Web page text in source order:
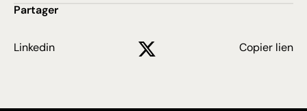
Partager
Linkedin Copier lien